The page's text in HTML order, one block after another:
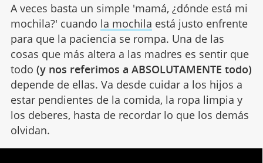
A veces basta un simple 'mamá, ¿dónde está mi
mochila?' cuando la mochila está justo enfrente
para que la paciencia se rompa. Una de las
cosas que más altera a las madres es sentir que
todo (y nos referimos a ABSOLUTAMENTE todo)
depende de ellas. Va desde cuidar a los hijos a
estar pendientes de la comida, la ropa limpia y
los deberes, hasta de recordar lo que los demás
olvidan.